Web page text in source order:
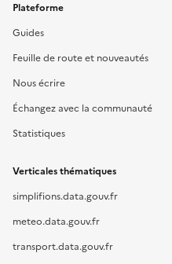
Plateforme
Guides
Feuille de route et nouveautés
Nous écrire
Échangez avec la communauté
Statistiques
Verticales thématiques
simplifions.data.gouv.fr
meteo.data.gouv.fr
transport.data.gouv.fr